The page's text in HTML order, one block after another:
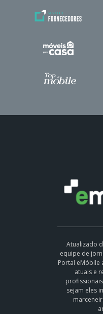
Atualizado
equipe de
Portal eMóbile
atuais e
sejam eles